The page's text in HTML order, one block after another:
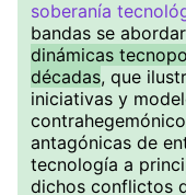
soberanía
bandas se
dinámicas
décadas, que
iniciativas y
antagónicas de
tecnología a
dichos conflictos